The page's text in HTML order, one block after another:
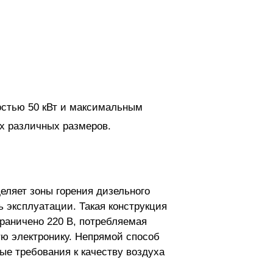
50 кВт и максимальным
различных размеров.
зоны горения дизельного
Такая конструкция
220 В, потребляемая
электронику. Непрямой способ
требования к качеству воздуха